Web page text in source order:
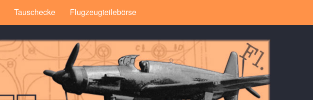
Tauschecke Flugzeugteilebörse